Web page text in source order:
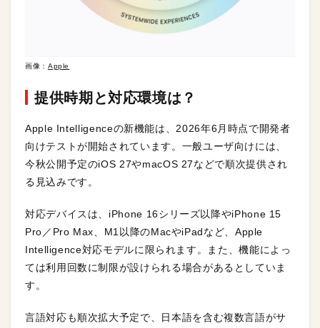
画像： Apple
提供時期と対応環境は？
Apple Intelligenceの新機能は、2026年6月時点で開発者
向けテストが開始されています。一般ユーザ向けには、
今秋公開予定のiOS 27やmacOS 27などで順次提供され
る見込みです。
対応デバイスは、iPhone 16シリーズ以降やiPhone 15
Pro／Pro Max、M1以降のMacやiPadなど、Apple
Intelligence対応モデルに限られます。また、機能によっ
ては利用回数に制限が設けられる場合があるとしていま
す。
言語対応も順次拡大予定で、日本語を含む複数言語がサ